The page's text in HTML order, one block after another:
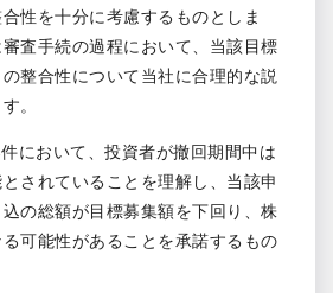
性を十分に考慮するものとしま
査手続の過程において、当該目標
整合性について当社に合理的な説
。
において、投資者が撤回期間中は
されていることを理解し、当該申
の総額が目標募集額を下回り、株
可能性があることを承諾するもの